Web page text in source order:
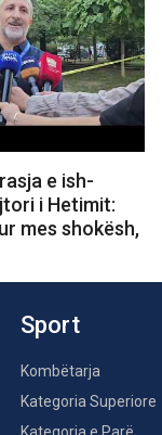
e ish-
i Hetimit:
mes shokësh,
Sport
Kombëtarja
Kategoria Superiore
Kategoria e Parë